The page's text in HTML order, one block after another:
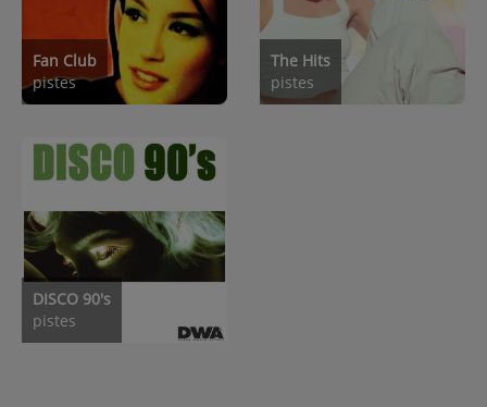
Fan Club
pistes
The Hits
pistes
DISCO 90's
pistes